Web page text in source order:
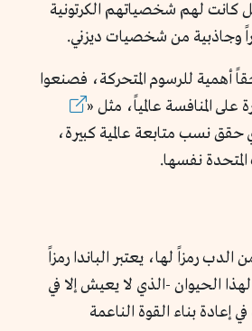
بل كانت لهم شخصياتهم الكرتونية
وجاذبية من شخصيات ديزني.
أهمية للرسوم المتحركة، فصنعوا
المنافسة عالمياً، مثل «
حقق نسب متابعة عالمية كبيرة،
نفسها.
رمزاً لها، يعتبر الباندا رمزاً
الحيوان -الذي لا يعيش إلا في
إعادة بناء القوة الناعمة